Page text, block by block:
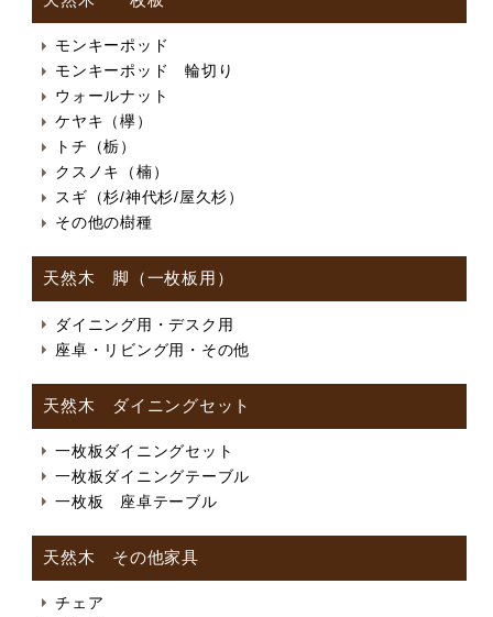
モンキーポッド
モンキーポッド 輪切り
ウォールナット
ケヤキ（欅）
トチ（栃）
クスノキ（楠）
スギ（杉/神代杉/屋久杉）
その他の樹種
天然木 脚（一枚板用）
ダイニング用・デスク用
座卓・リビング用・その他
天然木 ダイニングセット
一枚板ダイニングセット
一枚板ダイニングテーブル
一枚板 座卓テーブル
天然木 その他家具
チェア